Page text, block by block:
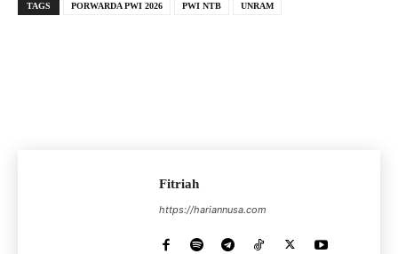
TAGS PORWARDA PWI 2026 PWI NTB UNRAM
Fitriah
https://hariannusa.com